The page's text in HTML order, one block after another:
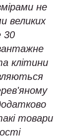
не
великих
30
клітини
товари